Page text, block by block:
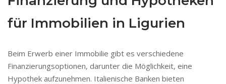
für Immobilien in Ligurien
Beim Erwerb einer Immobilie gibt es verschiedene
Finanzierungsoptionen, darunter die Möglichkeit, eine
Hypothek aufzunehmen. Italienische Banken bieten